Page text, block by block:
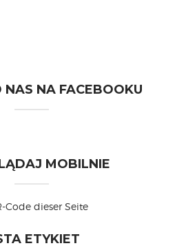
NA FACEBOOKU
MOBILNIE
ETYKIET